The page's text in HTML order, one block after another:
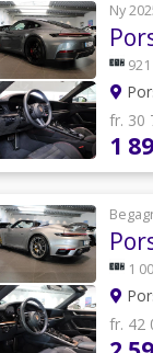
Ny
fr. 30
1
1
fr. 42